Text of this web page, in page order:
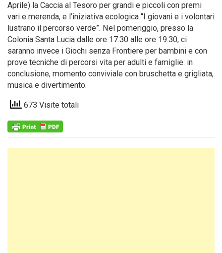
Aprile) la Caccia al Tesoro per grandi e piccoli con premi
vari e merenda, e l’iniziativa ecologica “I giovani e i volontari
lustrano il percorso verde”. Nel pomeriggio, presso la
Colonia Santa Lucia dalle ore 17.30 alle ore 19.30, ci
saranno invece i Giochi senza Frontiere per bambini e con
prove tecniche di percorsi vita per adulti e famiglie: in
conclusione, momento conviviale con bruschetta e grigliata,
musica e divertimento.
673 Visite totali